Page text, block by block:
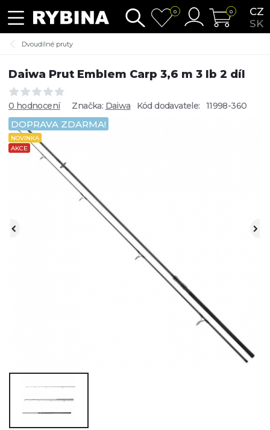
CZ
SK
0 0
Dvoudílné pruty
Daiwa Prut Emblem Carp 3,6 m 3 lb 2 díl
0 hodnocení Značka: Daiwa Kód dodavatele: 11998-360
DOPRAVA ZDARMA!
NOVINKA
AKCE